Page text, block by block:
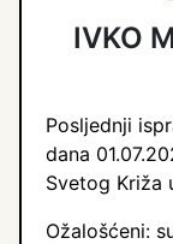
IVKO
Posljednji
dana
Svetog Križa
Ožalošćeni: